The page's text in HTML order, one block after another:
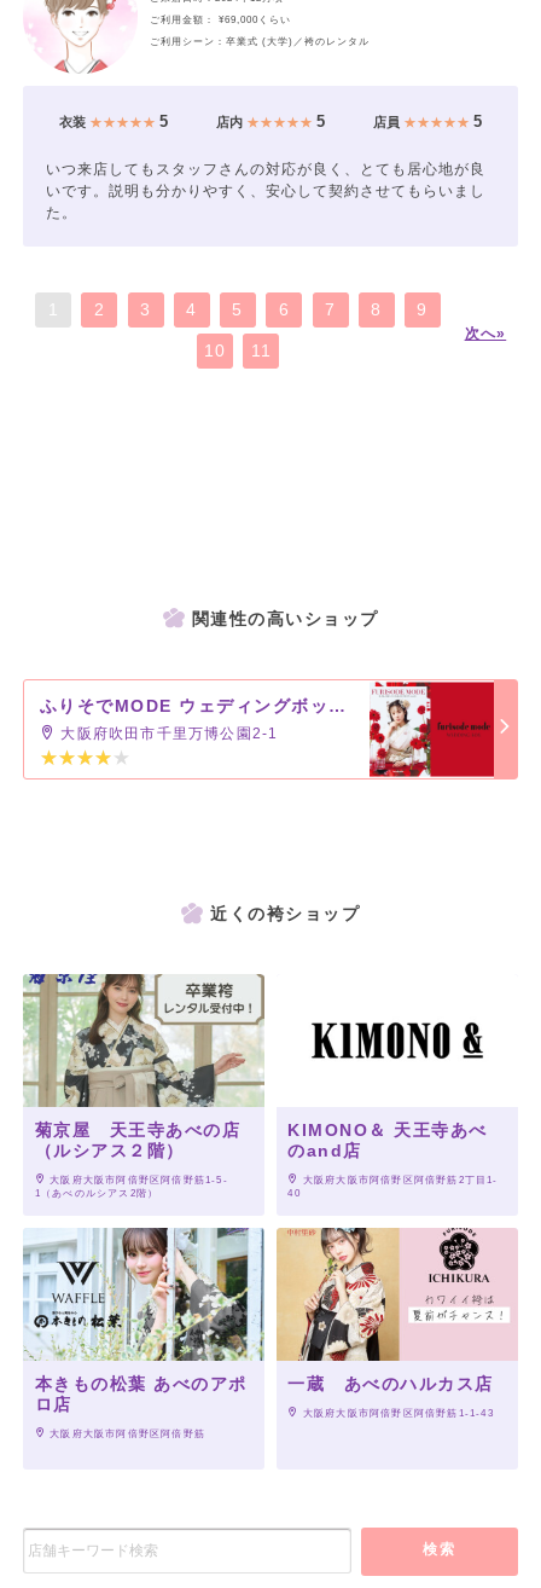
ご利用金額： ¥69,000くらい
ご利用シーン：卒業式 (大学)／袴のレンタル
衣装★★★★★ 5 店内★★★★★ 5 店員 ★★★★★5
いつ来店してもスタッフさんの対応が良く、とても居心地が良
いです。説明も分かりやすく、安心して契約させてもらいまし
た。
2 3 4 5 6 7 8 9
10 11
次へ»
関連性の高いショップ
ふりそでMODE ウェディングボックス ららぽーとEXPOCITY店
大阪府吹田市千里万博公園2-1
近くの袴ショップ
菊京屋 天王寺あべの店
（ルシアス２階）
大阪府大阪市阿倍野区阿倍野筋1-5-
1（あべのルシアス2階）
KIMONO＆ 天王寺あべ
のand店
大阪府大阪市阿倍野区阿倍野筋2丁目1-
40
本きもの松葉 あべのアポ
ロ店
大阪府大阪市阿倍野区阿倍野筋
一蔵 あべのハルカス店
大阪府大阪市阿倍野区阿倍野筋1-1-43
検索